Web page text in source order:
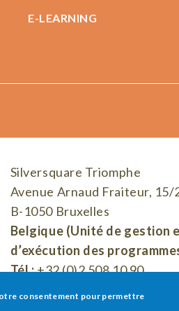
E-LEARNING
Silversquare Triomphe
Avenue Arnaud Fraiteur, 15/
B-1050 Bruxelles
Belgique (Unité de gestion
d’exécution des
Tél :+32 (0)2 508 10 90
consentement pour permettre